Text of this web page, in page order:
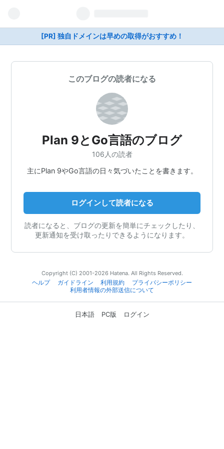
[PR] 独自ドメインは早めの取得がおすすめ！
このブログの読者になる
Plan 9とGo言語のブログ
106人の読者
主にPlan 9やGo言語の日々気づいたことを書きます。
ログインして読者になる
読者になると、ブログの更新を簡単にチェックしたり、
更新通知を受け取ったりできるようになります。
Copyright (C) 2001-2026 Hatena. All Rights Reserved.
ヘルプ
ガイドライン 利用規約
プライバシーポリシー
利用者情報の外部送信について
日本語 PC版 ログイン